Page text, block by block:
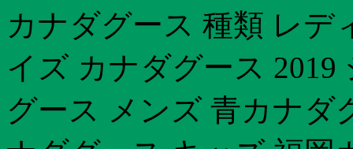
カナダグース 種類 レデ
イズ カナダグース
グース メンズ 青カナダ